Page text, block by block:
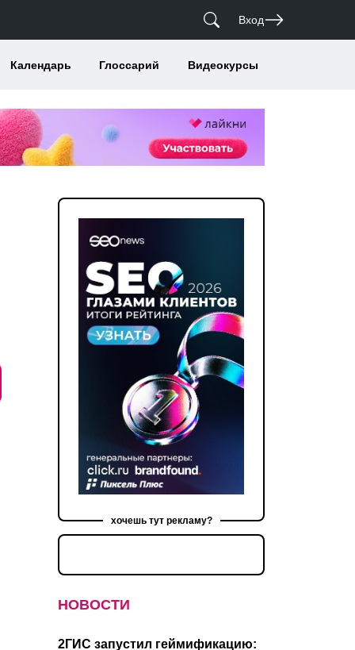
Вход
Календарь Глоссарий Видеокурсы
хочешь тут рекламу?
НОВОСТИ
2ГИС запустил геймификацию: